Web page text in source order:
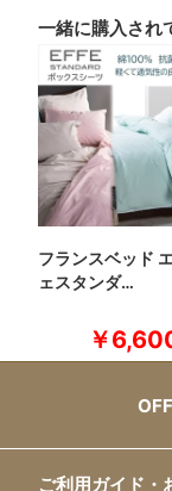
一緒に購入され
フランスベッド
ェスタンダ…
￥
ご利用ガイド・